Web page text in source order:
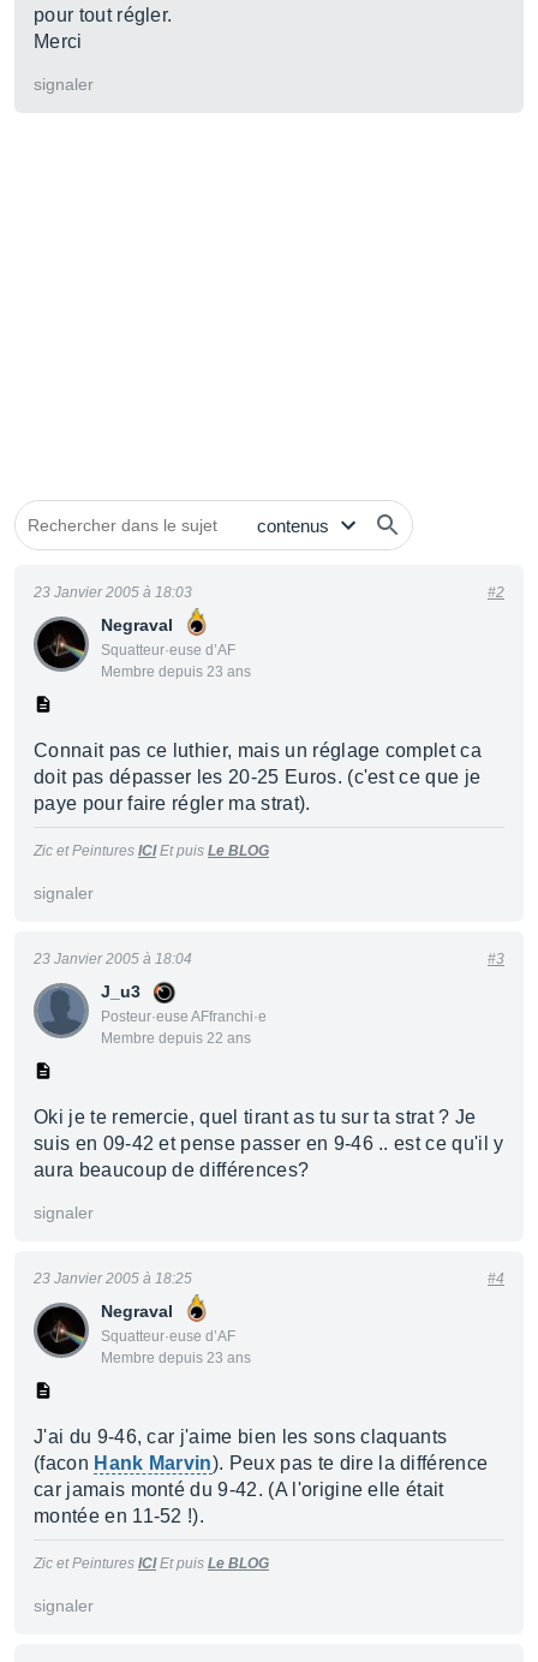
pour tout régler.
Merci
signaler
Negraval
Squatteur·euse d’AF
Membre depuis 23 ans
23 Janvier 2005 à 18:03 #2
Connait pas ce luthier, mais un réglage complet ca
doit pas dépasser les 20-25 Euros. (c'est ce que je
paye pour faire régler ma strat).
Zic et Peintures ICIEt puis Le BLOG
signaler
J_u3
Posteur·euse AFfranchi·e
Membre depuis 22 ans
23 Janvier 2005 à 18:04 #3
Oki je te remercie, quel tirant as tu sur ta strat ? Je
suis en 09-42 et pense passer en 9-46 .. est ce qu'il y
aura beaucoup de différences?
signaler
Negraval
Squatteur·euse d’AF
Membre depuis 23 ans
23 Janvier 2005 à 18:25 #4
J'ai du 9-46, car j'aime bien les sons claquants
(facon Hank Marvin). Peux pas te dire la différence
car jamais monté du 9-42. (A l'origine elle était
montée en 11-52 !).
Zic et Peintures ICIEt puis Le BLOG
signaler